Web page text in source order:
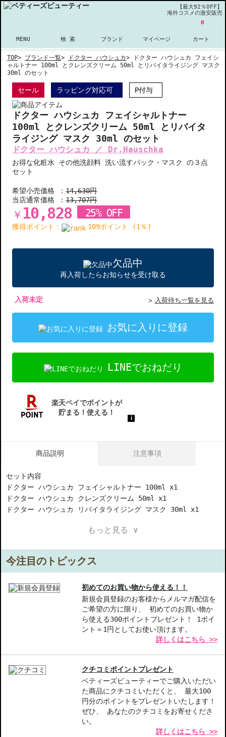
【最大92％OFF】
海外コスメの激安販売
MENU 検 索 ブランド マイページ
0
カート
TOP> ブランド一覧> ドクター ハウシュカ>
ドクター ハウシュカ フェイシ
ャルトナー 100ml とクレンズクリーム 50ml とリバイタライジング マスク
30ml のセット
セール ラッピング対応可 P付与
ドクター ハウシュカ フェイシャルトナー
100ml とクレンズクリーム 50ml とリバイタ
ライジング マスク 30ml のセット
ドクター ハウシュカ ／ Dr.Hauschka
お得な化粧水 その他洗顔料 洗い流すパック・マスク の３点
セット
希望小売価格 ：14,630円
当店通常価格 ：13,707円
￥ 10,828 25% OFF
獲得ポイント： 109ポイント (1％)
欠品中
再入荷したらお知らせを受け取る
入荷未定 入荷待ち一覧を見る
お気に入りに登録
LINEでおねだり
商品説明 注意事項
セット内容
ドクター ハウシュカ フェイシャルトナー 100ml x1
ドクター ハウシュカ クレンズクリーム 50ml x1
ドクター ハウシュカ リバイタライジング マスク 30ml x1
ドクター ハウシュカ フェイシャルトナー 100ml (化粧水)...イ
後、お顔や首すじにたっぷりとスプレーし、手でよくなじませてく
ださい。 ドクター ハウシュカ クレンズクリーム 50ml (その他
用方法...あらかじめ、お湯で顔をよくぬらしておきます。少量の
水で溶いてやわらかくします。よりやわらかいクリーム状にしたフ
ェイスウォッシュクリームを両手でやさしく顔に押し当てては離し
ます。この時、ピチャと音が出るのが丁度いい柔らさです。この動
作を繰り返して、クリームを顔の中心から外側に向けて広げていき
ます。決してこすらないでください。その後たっぷりとした量のぬ
るま湯でクリームを洗い流し、最後は冷たい水で肌をひきしめま
す。敏感肌の方は最後もぬるま湯で締めくくってください。 使用
量目安：約3cm。スクラブ洗顔料ではありませんのですり込まない
でください。マッサージも禁物です。こすると肌を痛める原因にな
ります。またパックでもありませんので、顔の上でクリームを乾か
さないように気をつけてください。 ドクター ハウシュカ リバイ
タライジング マスク 30ml (洗い流すパック・マスク)...肌本来
の再生機能を高める、集中ケア用パッククリーム 使用方法...朝ま
もっと見る ∨
今注目のトピックス
初めてのお買い物から使える！！
新規会員登録のお客様からメルマガ配信を
ご希望の方に限り、 初めてのお買い物か
ら使える300ポイントプレゼント！ 1ポイ
ント＝1円としてお使い頂けます。
詳しくはこちら >>
クチコミポイントプレゼント
ベティーズビューティーでご購入いただい
た商品にクチコミいただくと、 最大100
円分のポイントをプレゼントいたします！
ぜひ、 あなたのクチコミをお寄せくださ
い。
詳しくはこちら >>